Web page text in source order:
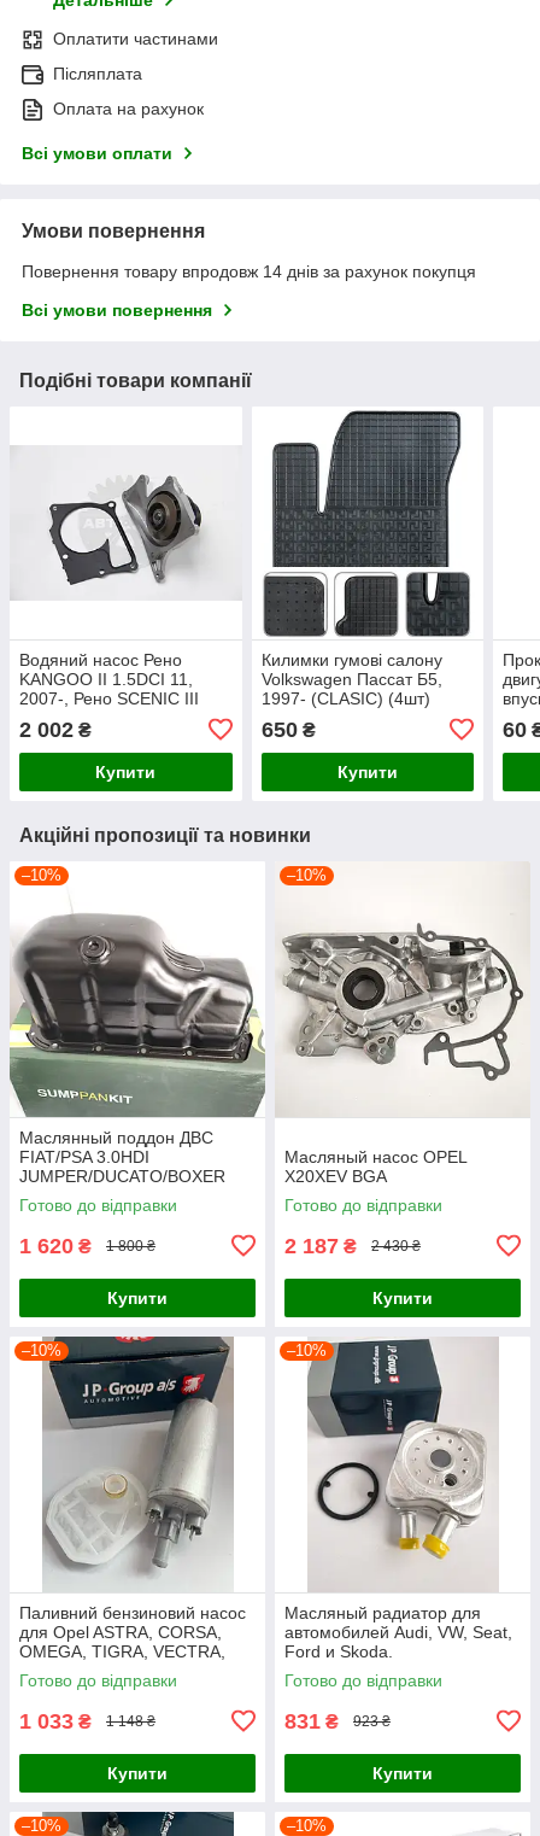
Оплатити частинами
Післяплата
Оплата на рахунок
Всі умови оплати
Умови повернення
Повернення товару впродовж 14 днів за рахунок покупця
Всі умови повернення
Подібні товари компанії
Водяний насос Рено
KANGOO II 1.5DCI 11,
2007-, Рено SCENIC III
1.5DCI 110 4, 2009- DOLZ
2 002 ₴
Купити
Килимки гумові салону
Volkswagen Пассат Б5,
1997- (CLASIC) (4шт)
650₴
Купити
60
Акційні пропозиції та новинки
–10%
Маслянный поддон ДВС
FIAT/PSA 3.0HDI
JUMPER/DUCATO/BOXER
2006-2012 BGA
Готово до відправки
1 620 ₴ 1 800 ₴
Купити
–10%
Масляный насос OPEL
X20XEV BGA
Готово до відправки
2 187 ₴ 2 430 ₴
Купити
–10%
Паливний бензиновий насос
для Opel ASTRA, CORSA,
OMEGA, TIGRA, VECTRA,
ZAFIRA
Готово до відправки
1 033 ₴ 1 148 ₴
Купити
–10%
Масляный радиатор для
автомобилей Audi, VW, Seat,
Ford и Skoda.
Готово до відправки
831 ₴ 923 ₴
Купити
–10% –10%